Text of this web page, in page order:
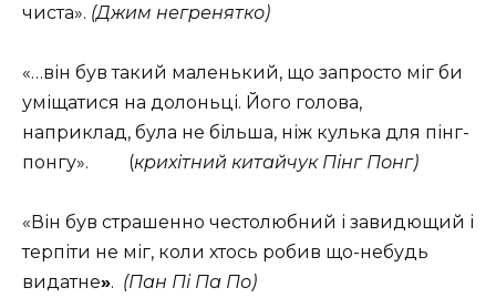
чиста». (Джим негренятко)
«…він був такий маленький, що запросто міг би
уміщатися на долоньці. Його голова,
наприклад, була не більша, ніж кулька для пінг-
понгу». (крихітний китайчук Пінг Понг)
«Він був страшенно честолюбний і завидющий і
терпіти не міг, коли хтось робив що-небудь
видатне». (Пан Пі Па По)